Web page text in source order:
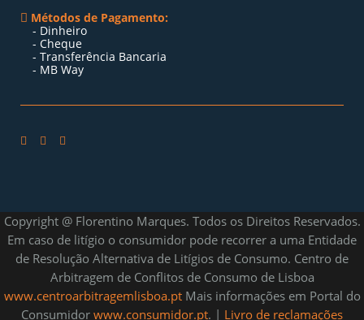
Métodos de Pagamento:
- Dinheiro
- Cheque
- Transferência Bancaria
- MB Way
Copyright @ Florentino Marques. Todos os Direitos Reservados.
Em caso de litígio o consumidor pode recorrer a uma Entidade
de Resolução Alternativa de Litígios de Consumo. Centro de
Arbitragem de Conflitos de Consumo de Lisboa
www.centroarbitragemlisboa.pt Mais informações em Portal do
Consumidor www.consumidor.pt. | Livro de reclamações